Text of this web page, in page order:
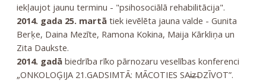
iekļaujot jaunu terminu - "psihosociālā rehabilitācija".
2014. gada 25. martātiek ievēlēta jauna valde - Gunita
Berķe, Daina Mezīte, Ramona Kokina, Maija Kārkliņa un
Zita Daukste.
2014. gadābiedrība rīko pārnozaru veselības konferenci
„ONKOLOĢIJA 21.GADSIMTĀ: MĀCOTIES SAi̶z̶DZĪVOT”.